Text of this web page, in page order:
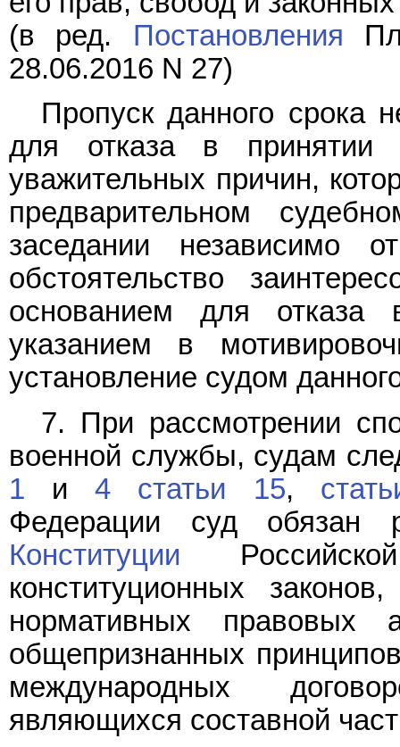
(в ред. Постановления
28.06.2016 N 27)
Пропуск данного срока
для отказа в принятии
уважительных причин,
предварительном
заседании независимо
обстоятельство
основанием для отказа
указанием в
установление судом
7. При рассмотрении
военной службы, судам
1 и4 статьи 15,
Федерации суд обязан
Конституции
конституционных
нормативных
общепризнанных
международных
являющихся составной